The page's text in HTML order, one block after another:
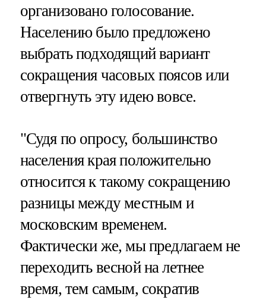
организовано голосование.
Населению было предложено
выбрать подходящий вариант
сокращения часовых поясов или
отвергнуть эту идею вовсе.
"Судя по опросу, большинство
населения края положительно
относится к такому сокращению
разницы между местным и
московским временем.
Фактически же, мы предлагаем не
переходить весной на летнее
время, тем самым, сократив